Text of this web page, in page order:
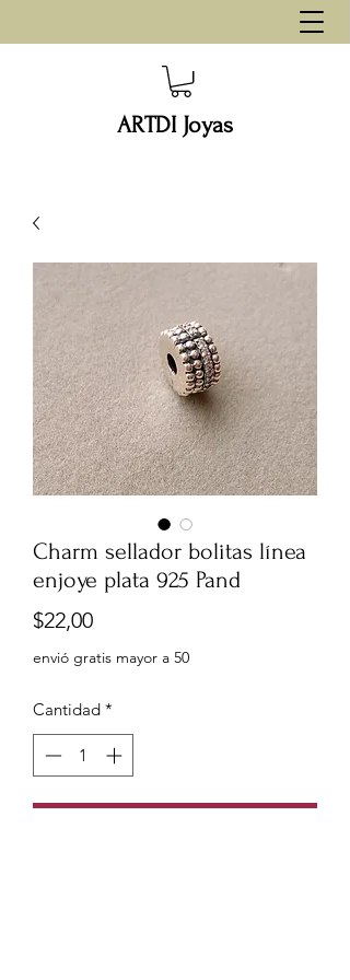
ARTDI Joyas
Charm sellador bolitas línea
enjoye plata 925 Pand
$22,00Precio
envió gratis mayor a 50
Cantidad *